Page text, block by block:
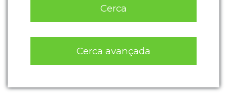
Cerca
Cerca avançada